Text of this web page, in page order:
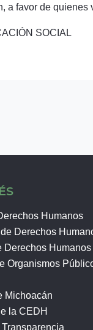
a favor de
SOCIAL
Humanos
Derechos
Derechos Humanos
Organismos
Michoacán
la CEDH